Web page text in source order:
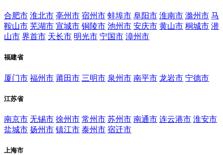
合肥市 淮北市 亳州市 宿州市 蚌埠市 阜阳市 淮南市 滁州市 马
鞍山市 芜湖市 宣城市 铜陵市 池州市 安庆市 黄山市 桐城市 潜
山市 界首市 天长市 明光市 宁国市 漳州市
福建省
厦门市 福州市 莆田市 三明市 泉州市 南平市 龙岩市 宁德市
江苏省
南京市 无锡市 徐州市 常州市 苏州市 南通市 连云港市 淮安市
盐城市 扬州市 镇江市 泰州市 宿迁市
上海市